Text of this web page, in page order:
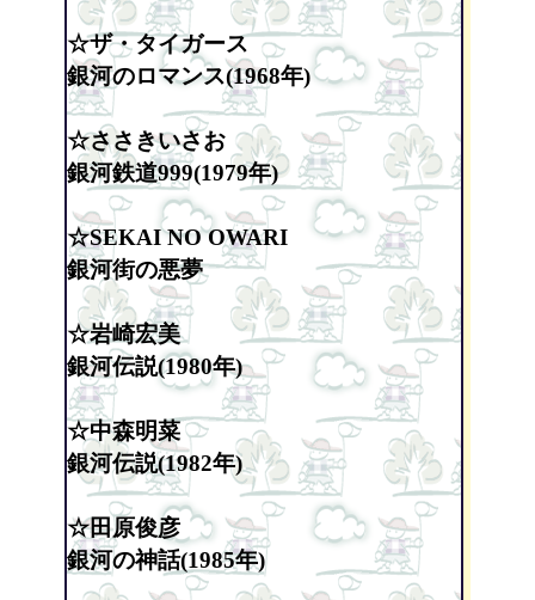
☆ザ・タイガース
銀河のロマンス(1968年)
☆ささきいさお
銀河鉄道999(1979年)
☆SEKAI NO OWARI
銀河街の悪夢
☆岩崎宏美
銀河伝説(1980年)
☆中森明菜
銀河伝説(1982年)
☆田原俊彦
銀河の神話(1985年)